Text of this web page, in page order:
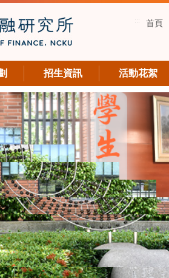
::: 首頁
招生資訊 活動花絮